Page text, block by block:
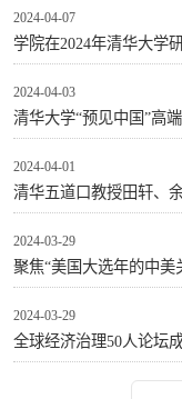
2024-04-07
学院在2024年清华大学
2024-04-03
清华大学“预见中国”高
2024-04-01
清华五道口教授田轩、
2024-03-29
聚焦“美国大选年的中美
2024-03-29
全球经济治理50人论坛